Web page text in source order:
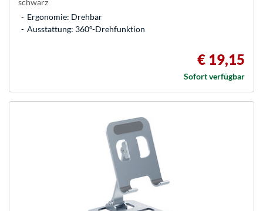
schwarz
Ergonomie: Drehbar
Ausstattung: 360°-Drehfunktion
€ 19,15
Sofort verfügbar